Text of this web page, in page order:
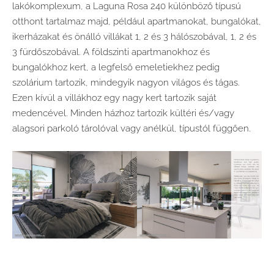
lakókomplexum, a Laguna Rosa 240 különböző típusú
otthont tartalmaz majd, például apartmanokat, bungalókat,
ikerházakat és önálló villákat 1, 2 és 3 hálószobával, 1, 2 és
3 fürdőszobával. A földszinti apartmanokhoz és
bungalókhoz kert, a legfelső emeletiekhez pedig
szolárium tartozik, mindegyik nagyon világos és tágas.
Ezen kívül a villákhoz egy nagy kert tartozik saját
medencével. Minden házhoz tartozik kültéri és/vagy
alagsori parkoló tárolóval vagy anélkül, típustól függően.